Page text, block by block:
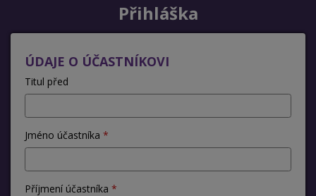
Přihláška
ÚDAJE O ÚČASTNÍKOVI
Titul před
Jméno účastníka
Příjmení účastníka